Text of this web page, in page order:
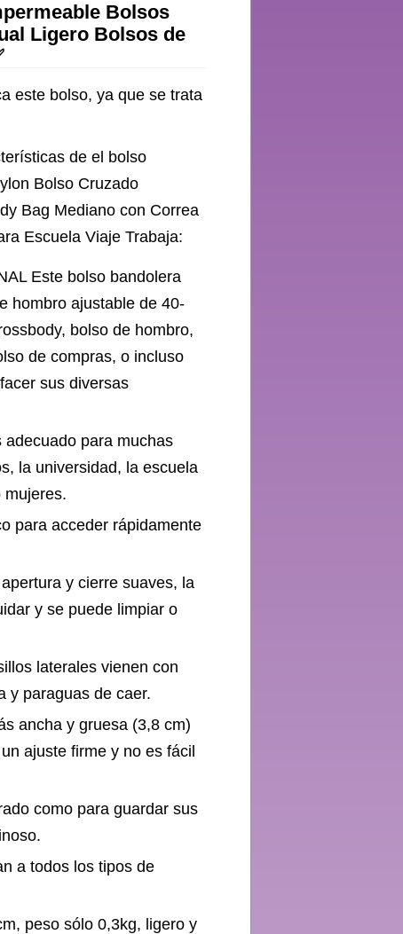
Bolsos
Ligero Bolsos de
este bolso, ya que se trata
de el bolso
Bolso Cruzado
Bag Mediano con Correa
Escuela Viaje Trabaja:
Este bolso bandolera
hombro ajustable de 40-
bolso de hombro,
de compras, o incluso
sus diversas
para muchas
la universidad, la escuela
mujeres.
para acceder rápidamente
y cierre suaves, la
y se puede limpiar o
laterales vienen con
y paraguas de caer.
ancha y gruesa (3,8 cm)
ajuste firme y no es fácil
como para guardar sus
a todos los tipos de
peso sólo 0,3kg, ligero y